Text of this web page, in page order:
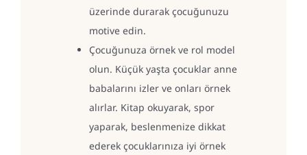
üzerinde durarak çocuğunuzu
motive edin.
Çocuğunuza örnek ve rol model
olun. Küçük yaşta çocuklar anne
babalarını izler ve onları örnek
alırlar. Kitap okuyarak, spor
yaparak, beslenmenize dikkat
ederek çocuklarınıza iyi örnek